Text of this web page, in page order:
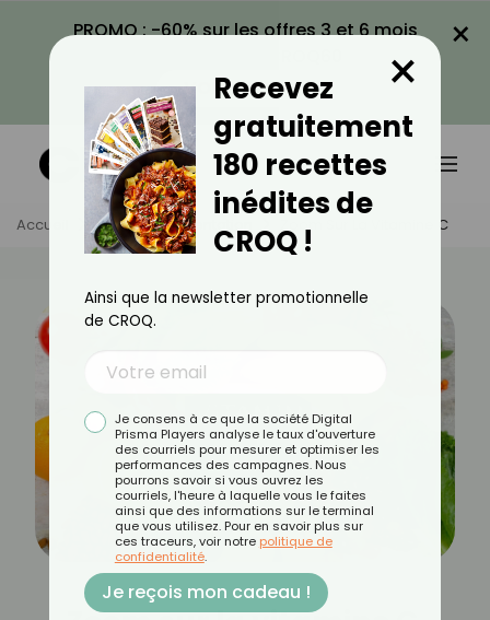
PROMO : -60% sur les offres 3 et 6 mois
VOIR LA PROMO
×
Accueil Actus Alimentation Zoom Sur La Vitamine C
Recevez
gratuitement
180 recettes
inédites de
CROQ !
×
Ainsi que la newsletter promotionnelle
de CROQ.
Je consens à ce que la société Digital
Prisma Players analyse le taux d'ouverture
des courriels pour mesurer et optimiser les
performances des campagnes. Nous
pourrons savoir si vous ouvrez les
courriels, l'heure à laquelle vous le faites
ainsi que des informations sur le terminal
que vous utilisez. Pour en savoir plus sur
ces traceurs, voir notre politique de
confidentialité.
Je reçois mon cadeau !